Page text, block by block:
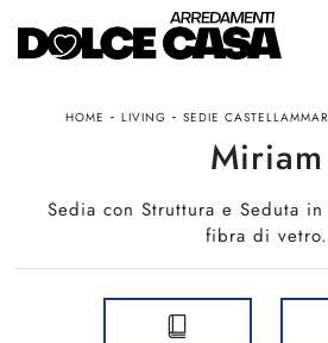
HOME - LIVING - SEDIE
Miriam
Sedia con Struttura e Seduta
fibra di vetro.